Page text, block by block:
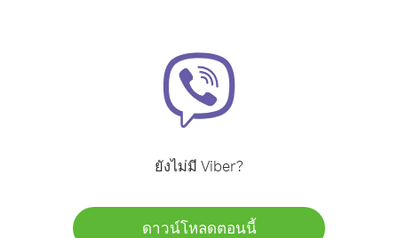
ยังไม่มี Viber?
ดาวน์โหลดตอนนี้